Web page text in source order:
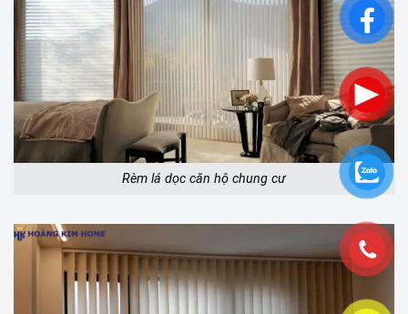
Rèm lá dọc căn hộ chung cư